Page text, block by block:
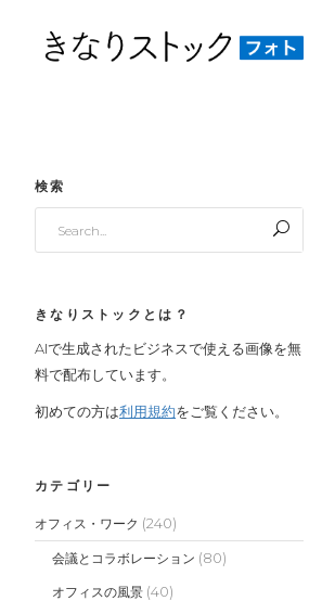
検索
きなりストックとは？
AIで生成されたビジネスで使える画像を無
料で配布しています。
初めての方は利用規約をご覧ください。
カテゴリー
オフィス・ワーク (240)
会議とコラボレーション (80)
オフィスの風景 (40)